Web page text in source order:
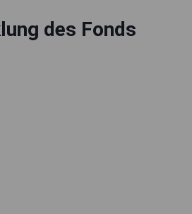
des Fonds